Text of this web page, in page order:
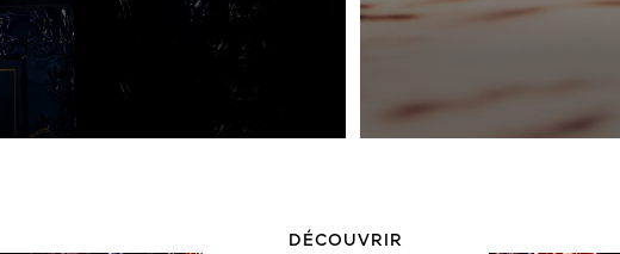
DÉCOUVRIR